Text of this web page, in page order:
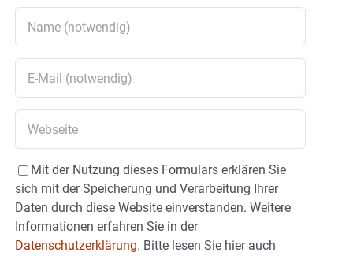
Mit der Nutzung dieses Formulars erklären Sie
sich mit der Speicherung und Verarbeitung Ihrer
Daten durch diese Website einverstanden. Weitere
Informationen erfahren Sie in der
Datenschutzerklärung. Bitte lesen Sie hier auch